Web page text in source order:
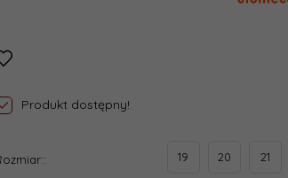
Produkt dostępny!
19 20 21